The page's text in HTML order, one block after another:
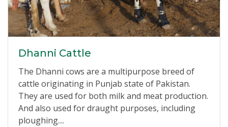
Dhanni Cattle
The Dhanni cows are a multipurpose breed of
cattle originating in Punjab state of Pakistan.
They are used for both milk and meat production.
And also used for draught purposes, including
ploughing....